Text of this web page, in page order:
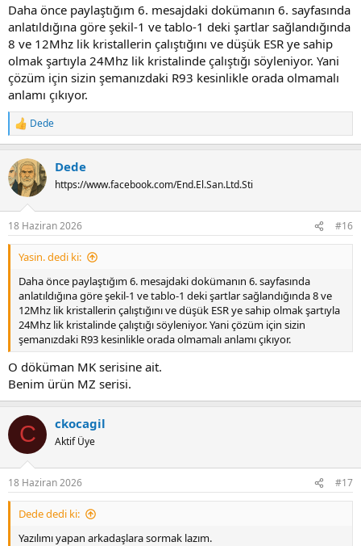
Daha önce paylaştığım 6. mesajdaki dokümanın 6. sayfasında
anlatıldığına göre şekil-1 ve tablo-1 deki şartlar sağlandığında
8 ve 12Mhz lik kristallerin çalıştığını ve düşük ESR ye sahip
olmak şartıyla 24Mhz lik kristalinde çalıştığı söyleniyor. Yani
çözüm için sizin şemanızdaki R93 kesinlikle orada olmamalı
anlamı çıkıyor.
R
e
c
t
i
s
:
Dede
Dede
https://www.facebook.com/End.El.San.Ltd.Sti
18 Haziran 2026 #16
Yasin. dedi ki:
Daha önce paylaştığım 6. mesajdaki dokümanın 6. sayfasında
anlatıldığına göre şekil-1 ve tablo-1 deki şartlar sağlandığında 8 ve
12Mhz lik kristallerin çalıştığını ve düşük ESR ye sahip olmak şartıyla
24Mhz lik kristalinde çalıştığı söyleniyor. Yani çözüm için sizin
şemanızdaki R93 kesinlikle orada olmamalı anlamı çıkıyor.
O döküman MK serisine ait.
Benim ürün MZ serisi.
C ckocagil
Aktif Üye
18 Haziran 2026 #17
Dede dedi ki:
Yazılımı yapan arkadaşlara sormak lazım.